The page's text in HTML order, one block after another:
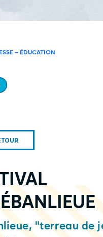
– ÉDUCATION
"terreau de